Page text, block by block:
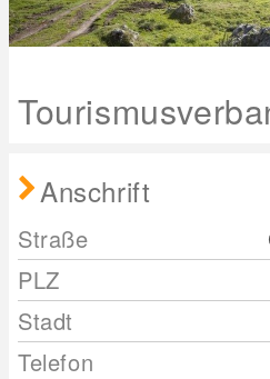
Anschrift
Straße
PLZ
Stadt
Telefon